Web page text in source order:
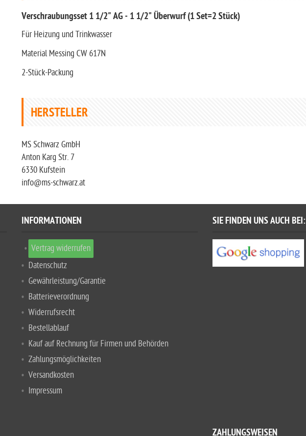
Verschraubungsset 1 1/2" AG - 1 1/2" Überwurf (1 Set=2 Stück)
Für Heizung und Trinkwasser
Material Messing CW 617N
2-Stück-Packung
HERSTELLER
MS Schwarz GmbH
Anton Karg Str. 7
6330 Kufstein
info@ms-schwarz.at
INFORMATIONEN
Vertrag widerrufen
Datenschutz
Gewährleistung/Garantie
Batterieverordnung
Widerrufsrecht
Bestellablauf
Kauf auf Rechnung für Firmen und Behörden
Zahlungsmöglichkeiten
Versandkosten
Impressum
SIE FINDEN UNS AUCH BEI:
ZAHLUNGSWEISEN